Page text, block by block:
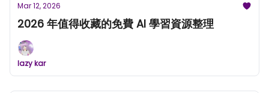
Mar 12, 2026
2026 年值得收藏的免費 AI 學習資源整理
lazy kar